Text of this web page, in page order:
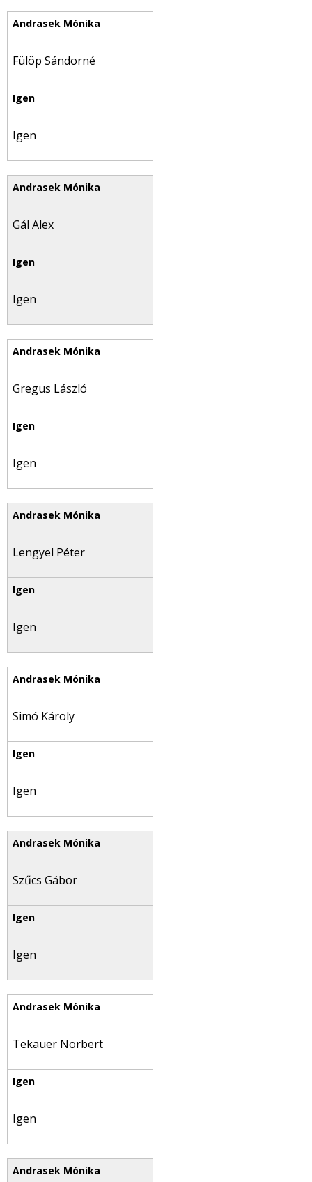
Fülöp Sándorné
Igen
Gál Alex
Igen
Gregus László
Igen
Lengyel Péter
Igen
Simó Károly
Igen
Szűcs Gábor
Igen
Tekauer Norbert
Igen